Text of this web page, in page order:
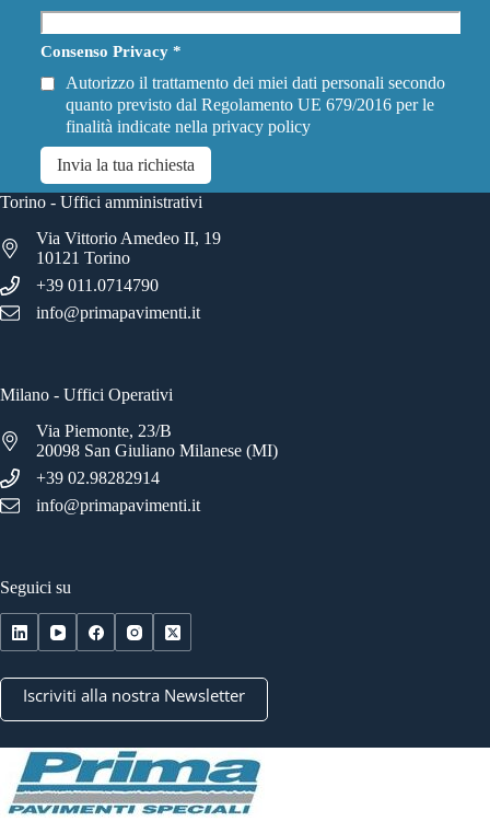
Consenso Privacy *
Autorizzo il trattamento dei miei dati personali secondo
quanto previsto dal Regolamento UE 679/2016 per le
finalità indicate nella privacy policy
Invia la tua richiesta
Torino - Uffici amministrativi
Via Vittorio Amedeo II, 19
10121 Torino
+39 011.0714790
info@primapavimenti.it
Milano - Uffici Operativi
Via Piemonte, 23/B
20098 San Giuliano Milanese (MI)
+39 02.98282914
info@primapavimenti.it
Seguici su
Iscriviti alla nostra Newsletter